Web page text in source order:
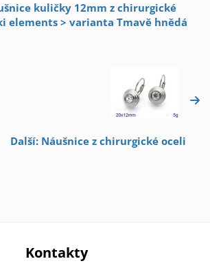
kuličky 12mm z chirurgické
elements > varianta Tmavě hnědá
Další: Náušnice z chirurgické oceli
Kontakty